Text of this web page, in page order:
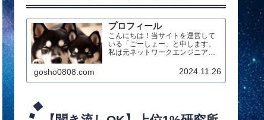
プロフィール
こんにちは！当サイトを運営して
いる「ごーしょー」と申します。
私は元ネットワークエンジニアの
最新のAIテクノロジーを活用した
生成AIによる動画制作、オリジナ
gosho0808.com 2024.11.26